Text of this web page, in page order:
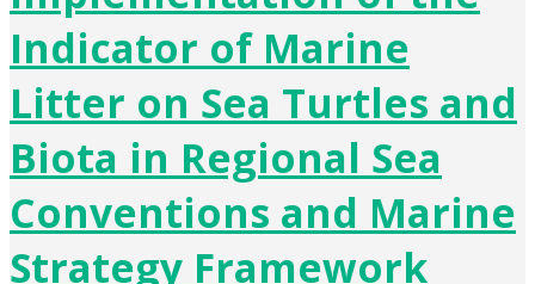
Indicator of Marine
Litter on Sea Turtles and
Biota in Regional Sea
Conventions and Marine
Strategy Framework